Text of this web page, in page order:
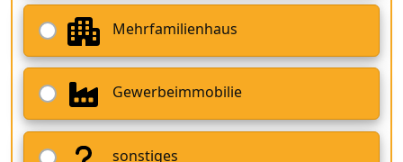
Mehrfamilienhaus
Gewerbeimmobilie
sonstiges